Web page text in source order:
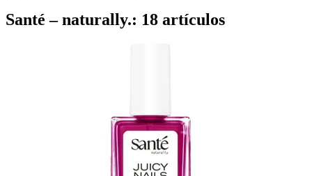
Santé – naturally.: 18 artículos